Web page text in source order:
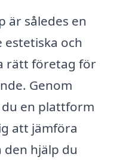
är således en
och
rätt företag för
Genom
en plattform
att jämföra
hjälp du